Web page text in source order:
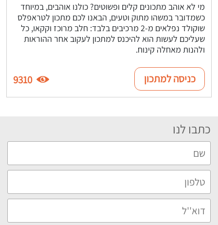
מי לא אוהב מתכונים קלים ופשוטים? כולנו אוהבים, במיוחד
כשמדובר במשהו מתוק וטעים, הבאנו לכם מתכון לטראפלס
שוקולד נפלאים מ-2 מרכיבים בלבד: חלב מרוכז וקקאו, כל
שעליכם לעשות הוא להיכנס למתכון לעקוב אחר ההוראות
ולהנות מאחלה קינוח.
כניסה למתכון 9310
כתבו לנו